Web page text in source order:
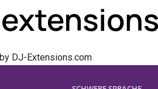
by DJ-Extensions.com